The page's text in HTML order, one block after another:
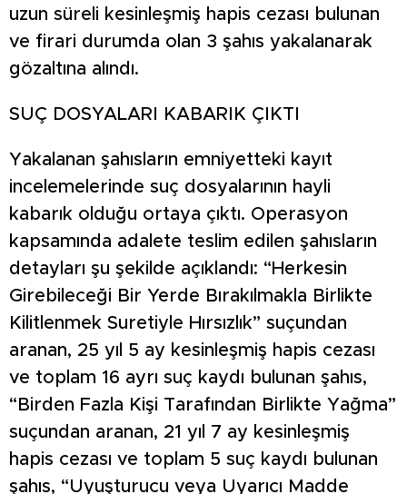
uzun süreli kesinleşmiş hapis cezası bulunan
ve firari durumda olan 3 şahıs yakalanarak
gözaltına alındı.
SUÇ DOSYALARI KABARIK ÇIKTI
Yakalanan şahısların emniyetteki kayıt
incelemelerinde suç dosyalarının hayli
kabarık olduğu ortaya çıktı. Operasyon
kapsamında adalete teslim edilen şahısların
detayları şu şekilde açıklandı: “Herkesin
Girebileceği Bir Yerde Bırakılmakla Birlikte
Kilitlenmek Suretiyle Hırsızlık” suçundan
aranan, 25 yıl 5 ay kesinleşmiş hapis cezası
ve toplam 16 ayrı suç kaydı bulunan şahıs,
“Birden Fazla Kişi Tarafından Birlikte Yağma”
suçundan aranan, 21 yıl 7 ay kesinleşmiş
hapis cezası ve toplam 5 suç kaydı bulunan
şahıs, “Uyuşturucu veya Uyarıcı Madde